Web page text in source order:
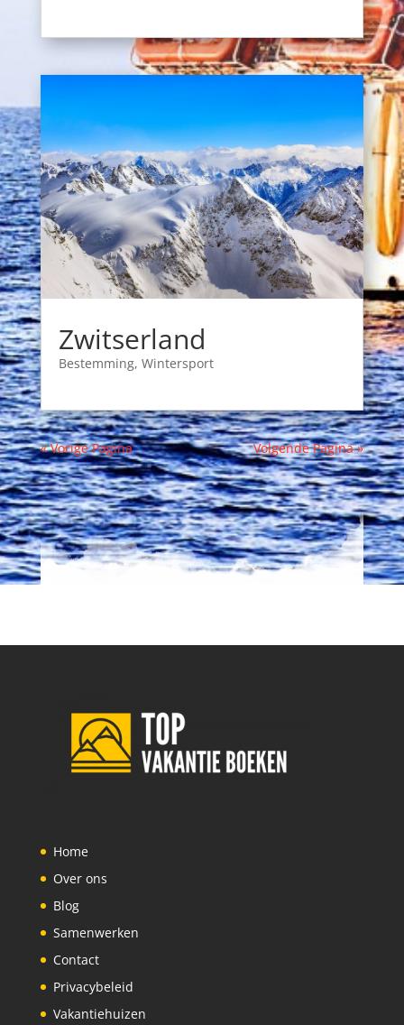
Zwitserland
Bestemming, Wintersport
« Vorige Pagina Volgende Pagina »
Home
Over ons
Blog
Samenwerken
Contact
Privacybeleid
Vakantiehuizen